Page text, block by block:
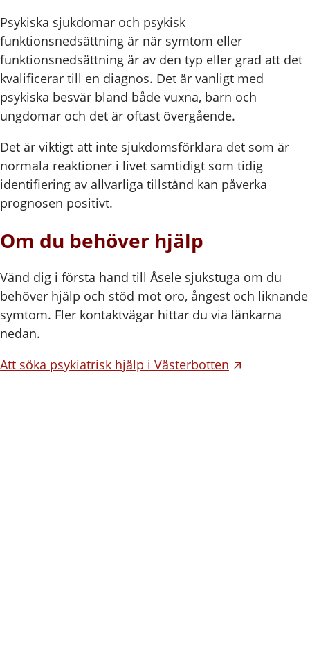
Psykiska sjukdomar och psykisk
funktionsnedsättning är när symtom eller
funktionsnedsättning är av den typ eller grad att det
kvalificerar till en diagnos. Det är vanligt med
psykiska besvär bland både vuxna, barn och
ungdomar och det är oftast övergående.
Det är viktigt att inte sjukdomsförklara det som är
normala reaktioner i livet samtidigt som tidig
identifiering av allvarliga tillstånd kan påverka
prognosen positivt.
Om du behöver hjälp
Vänd dig i första hand till Åsele sjukstuga om du
behöver hjälp och stöd mot oro, ångest och liknande
symtom. Fler kontaktvägar hittar du via länkarna
nedan.
Att söka psykiatrisk hjälp i Västerbotten